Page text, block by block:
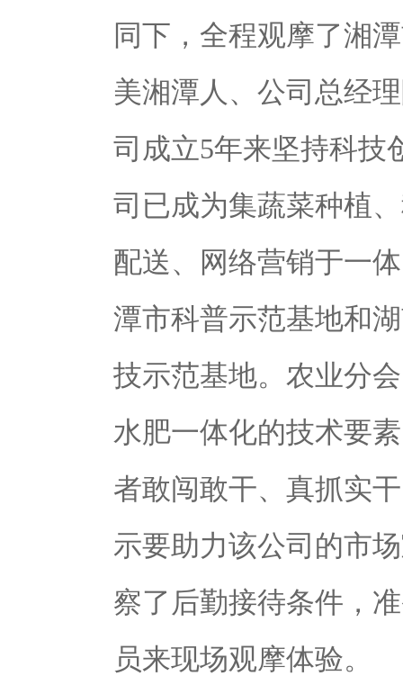
同下，全程观摩了湘
美湘潭人、公司总经
司成立5年来坚持科技
司已成为集蔬菜种植
配送、网络营销于一
潭市科普示范基地和
技示范基地。农业分
水肥一体化的技术要
者敢闯敢干、真抓实
示要助力该公司的市
察了后勤接待条件，
员来现场观摩体验。